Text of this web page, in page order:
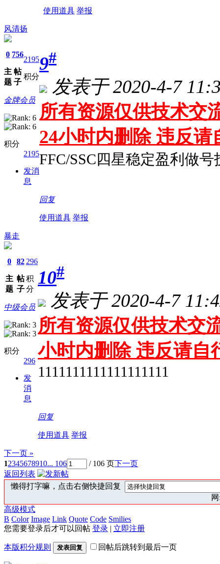
使用道具 举报
风清扬
0
主
题
756
帖
子
2195
积分
金牌会员
积分
2195
发消
息
9#
发表于 2020-4-7
所有资源仅供技术交
24小时内删除 违反
FFC/SSC四星稳定盈利做号
回复
使用道具 举报
暴走
0
主
题
82
帖
子
296
积
分
中级会员
积分
296
发
消
息
10#
发表于 2020-4-7
所有资源仅供技术交
小时内删除 违反请自
1111111111111111111
回复
使用道具 举报
下一页 »
12345678910... 106 / 106 页下一页
返回列表
懒得打字嘛，点击右侧快捷回复
高级模式
B Color Image Link Quote Code Smilies
您需要登录后才可以回帖 登录 | 立即注册
本版积分规则 发表回复 回帖后跳转到最后一页